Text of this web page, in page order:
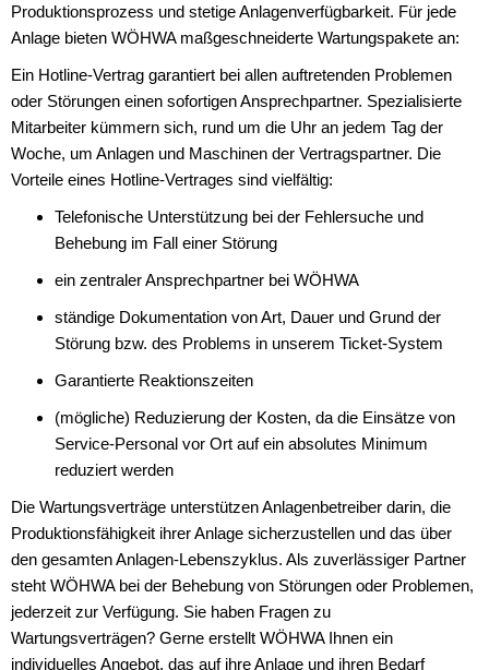
Produktionsprozess und stetige Anlagenverfügbarkeit. Für jede
Anlage bieten WÖHWA maßgeschneiderte Wartungspakete an:
Ein Hotline-Vertrag garantiert bei allen auftretenden Problemen
oder Störungen einen sofortigen Ansprechpartner. Spezialisierte
Mitarbeiter kümmern sich, rund um die Uhr an jedem Tag der
Woche, um Anlagen und Maschinen der Vertragspartner. Die
Vorteile eines Hotline-Vertrages sind vielfältig:
Telefonische Unterstützung bei der Fehlersuche und
Behebung im Fall einer Störung
ein zentraler Ansprechpartner bei WÖHWA
ständige Dokumentation von Art, Dauer und Grund der
Störung bzw. des Problems in unserem Ticket-System
Garantierte Reaktionszeiten
(mögliche) Reduzierung der Kosten, da die Einsätze von
Service-Personal vor Ort auf ein absolutes Minimum
reduziert werden
Die Wartungsverträge unterstützen Anlagenbetreiber darin, die
Produktionsfähigkeit ihrer Anlage sicherzustellen und das über
den gesamten Anlagen-Lebenszyklus. Als zuverlässiger Partner
steht WÖHWA bei der Behebung von Störungen oder Problemen,
jederzeit zur Verfügung. Sie haben Fragen zu
Wartungsverträgen? Gerne erstellt WÖHWA Ihnen ein
individuelles Angebot, das auf ihre Anlage und ihren Bedarf